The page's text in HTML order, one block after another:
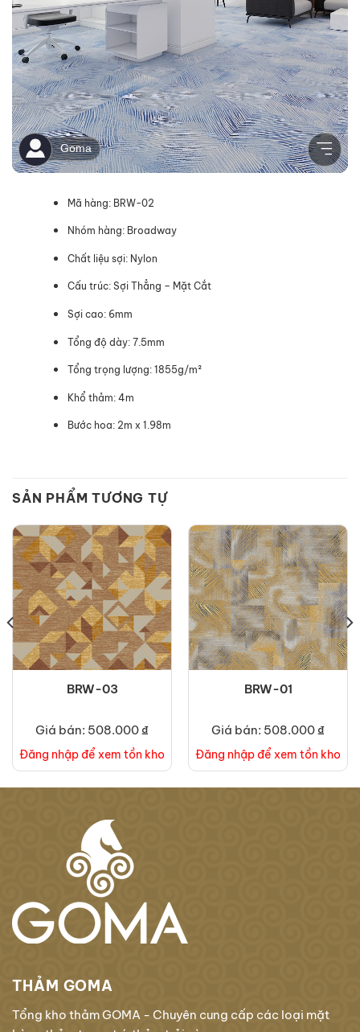
Mã hàng: BRW-02
Nhóm hàng: Broadway
Chất liệu sợi: Nylon
Cấu trúc: Sợi Thẳng – Mặt Cắt
Sợi cao: 6mm
Tổng độ dày: 7.5mm
Tổng trọng lượng: 1855g/m²
Khổ thảm: 4m
Bước hoa: 2m x 1.98m
SẢN PHẨM TƯƠNG TỰ
BRW-03
Giá bán: 508.000 ₫
Đăng nhập để xem tồn kho
BRW-01
Giá bán: 508.000 ₫
Đăng nhập để xem tồn kho
THẢM GOMA
Tổng kho thảm GOMA - Chuyên cung cấp các loại mặt